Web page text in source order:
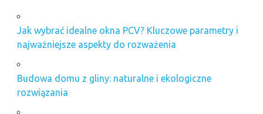
Jak wybrać idealne okna PCV? Kluczowe parametry i
najważniejsze aspekty do rozważenia
Budowa domu z gliny: naturalne i ekologiczne
rozwiązania